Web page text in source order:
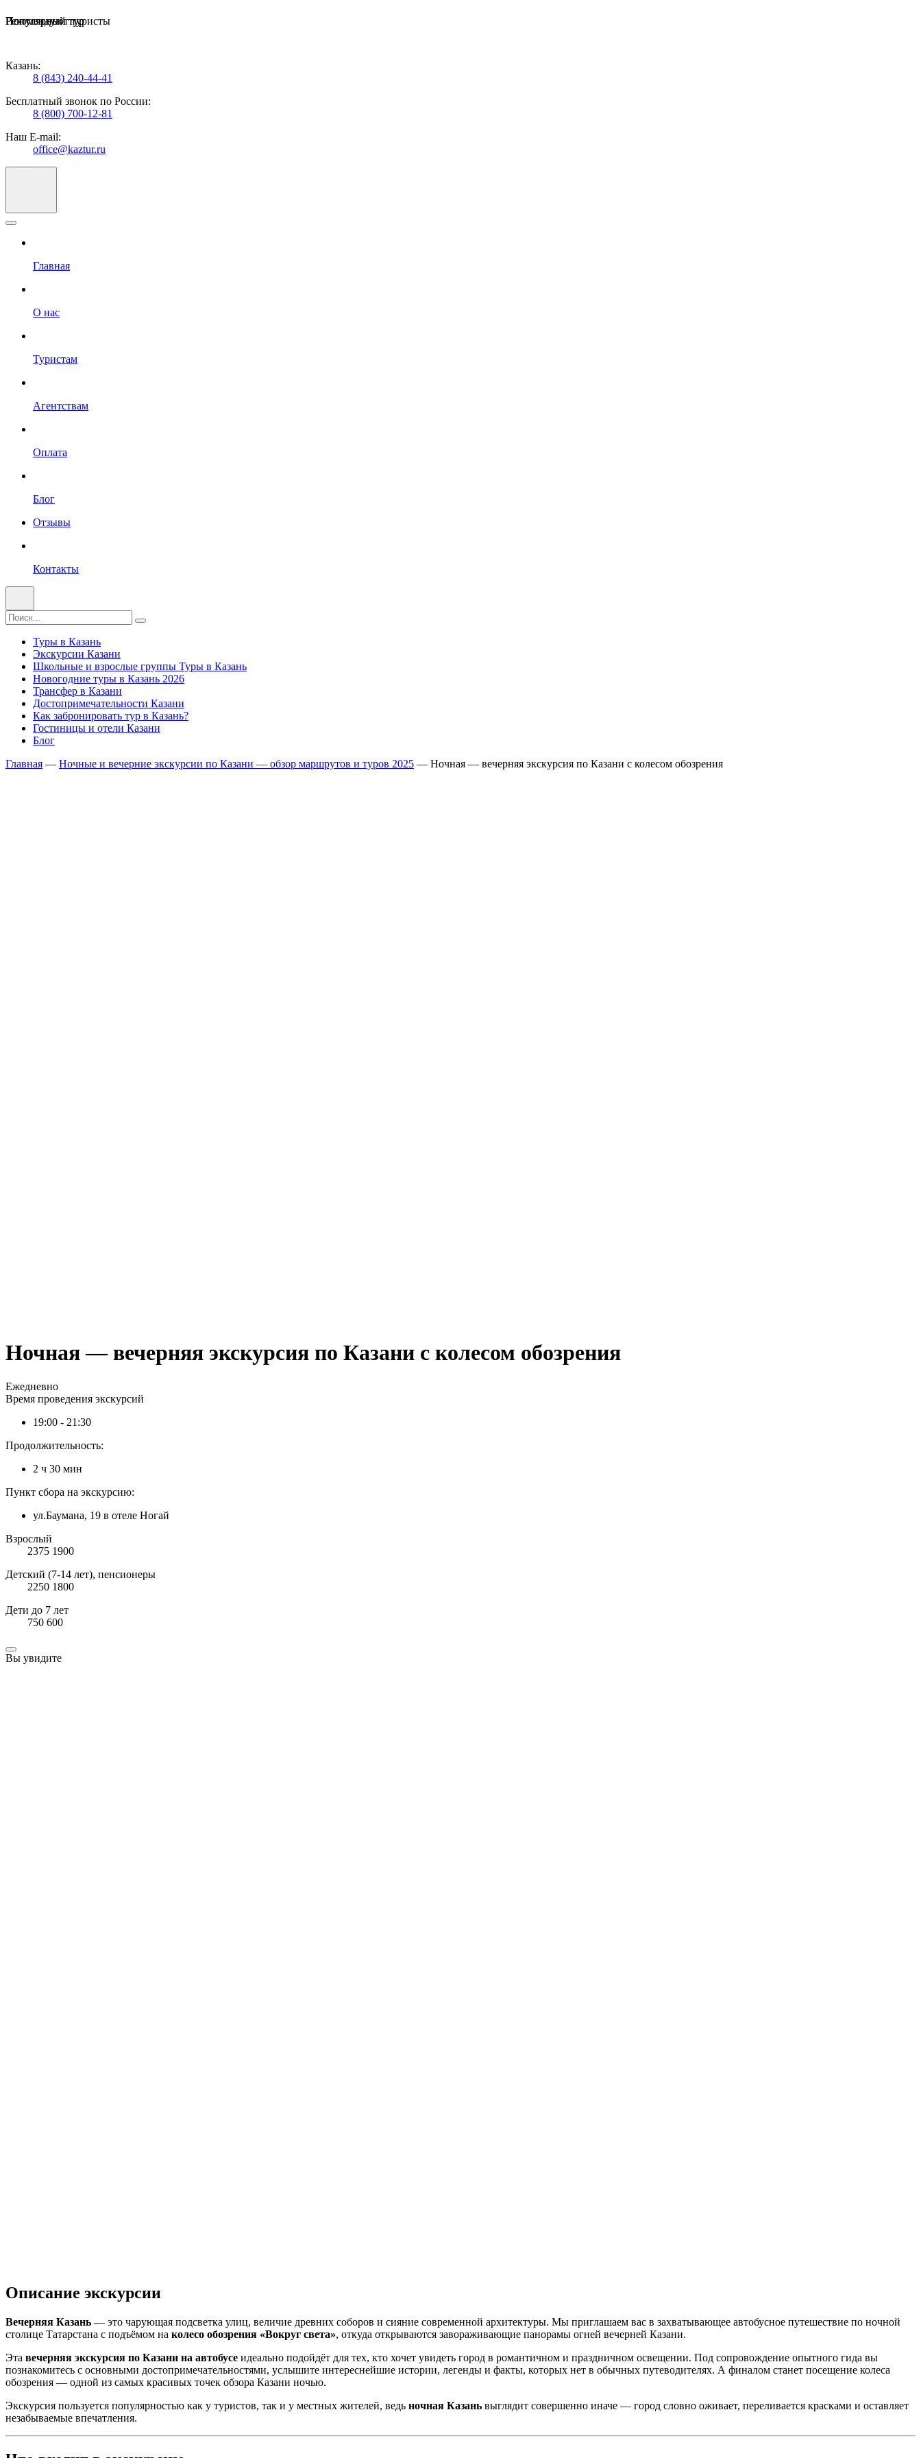
Казань:
8 (843) 240-44-41
Бесплатный звонок по России:
8 (800) 700-12-81
Наш E-mail:
office@kaztur.ru
Главная
О нас
Туристам
Агентствам
Оплата
Блог
Отзывы
Контакты
Туры в Казань
Экскурсии Казани
Школьные и взрослые группы Туры в Казань
Новогодние туры в Казань 2026
Трансфер в Казани
Достопримечательности Казани
Как забронировать тур в Казань?
Гостиницы и отели Казани
Блог
Главная — Ночные и вечерние экскурсии по Казани — обзор маршрутов и туров 2025 — Ночная — вечерняя экскурсия по Казани с колесом обозрения
Ночная — вечерняя экскурсия по Казани с колесом обозрения
Ежедневно
Время проведения экскурсий
19:00 - 21:30
Продолжительность:
2 ч 30 мин
Пункт сбора на экскурсию:
ул.Баумана, 19 в отеле Ногай
Взрослый
2375 1900
Детский (7-14 лет), пенсионеры
2250 1800
Дети до 7 лет
750 600
Вы увидите
Описание экскурсии
Вечерняя Казань — это чарующая подсветка улиц, величие древних соборов и сияние современной архитектуры. Мы приглашаем вас в захватывающее автобусное путешествие по ночной
столице Татарстана с подъёмом на колесо обозрения «Вокруг света», откуда открываются завораживающие панорамы огней вечерней Казани.
Эта вечерняя экскурсия по Казани на автобусе идеально подойдёт для тех, кто хочет увидеть город в романтичном и праздничном освещении. Под сопровождение опытного гида вы
познакомитесь с основными достопримечательностями, услышите интереснейшие истории, легенды и факты, которых нет в обычных путеводителях. А финалом станет посещение колеса
обозрения — одной из самых красивых точек обзора Казани ночью.
Экскурсия пользуется популярностью как у туристов, так и у местных жителей, ведь ночная Казань выглядит совершенно иначе — город словно оживает, переливается красками и оставляет
незабываемые впечатления.
Популярный тур
Рекомендуют туристы
Популярный тур